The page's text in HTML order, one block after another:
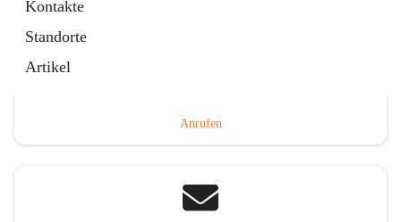
Kontakte
Standorte
Artikel
Anrufen